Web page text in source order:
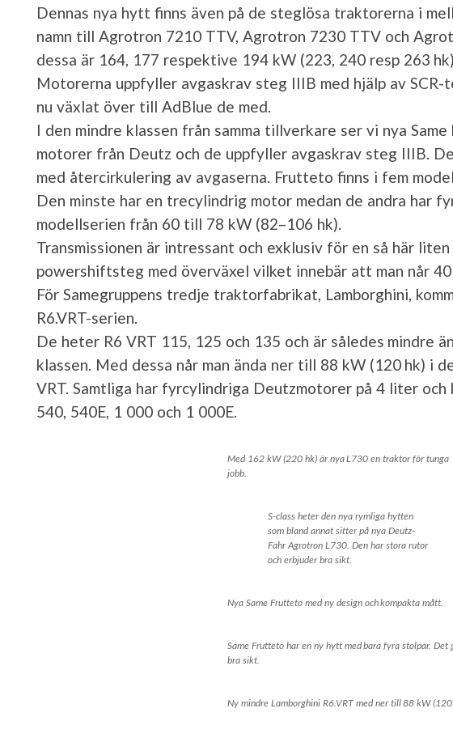
Dennas nya hytt finns även på de steglösa traktorerna i
namn till Agrotron 7210 TTV, Agrotron 7230 TTV och
dessa är 164, 177 respektive 194 kW (223, 240 resp 263
Motorerna uppfyller avgaskrav steg IIIB med hjälp av
nu växlat över till AdBlue de med.
I den mindre klassen från samma tillverkare ser vi nya
motorer från Deutz och de uppfyller avgaskrav steg IIIB.
med återcirkulering av avgaserna. Frutteto finns i fem
Den minste har en trecylindrig motor medan de andra har
modellserien från 60 till 78 kW (82–106 hk).
Transmissionen är intressant och exklusiv för en så här
powershiftsteg med överväxel vilket innebär att man når
För Samegruppens tredje traktorfabrikat, Lamborghini,
R6.VRT-serien.
De heter R6 VRT 115, 125 och 135 och är således mindre
klassen. Med dessa når man ända ner till 88 kW (120 hk) i
VRT. Samtliga har fyrcylindriga Deutzmotorer på 4 liter
540, 540E, 1 000 och 1 000E.
Med 162 kW (220 hk) är nya L730 en traktor för tunga
jobb.
S-class heter den nya rymliga hytten
som bland annat sitter på nya Deutz-
Fahr Agrotron L730. Den har stora rutor
och erbjuder bra sikt.
Nya Same Frutteto med ny design och kompakta mått.
Same Frutteto har en ny hytt med bara fyra stolpar. Det
bra sikt.
Ny mindre Lamborghini R6.VRT med ner till 88 kW (120